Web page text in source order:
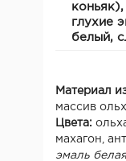
глухие
белый,
Материал
массив
Цвета:
махагон,
эмаль